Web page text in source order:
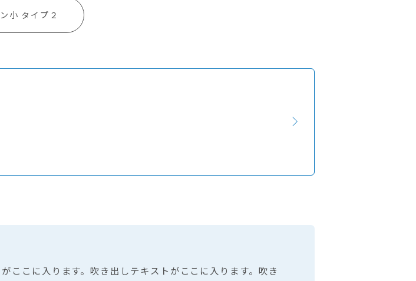
小 タイプ２
ここに入ります。吹き出しテキストがここに入ります。吹き